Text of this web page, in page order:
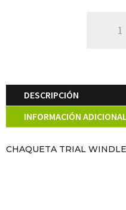
CANTIDAD
DESCRIPCIÓN
INFORMACIÓN ADICIONAL
CHAQUETA TRIAL